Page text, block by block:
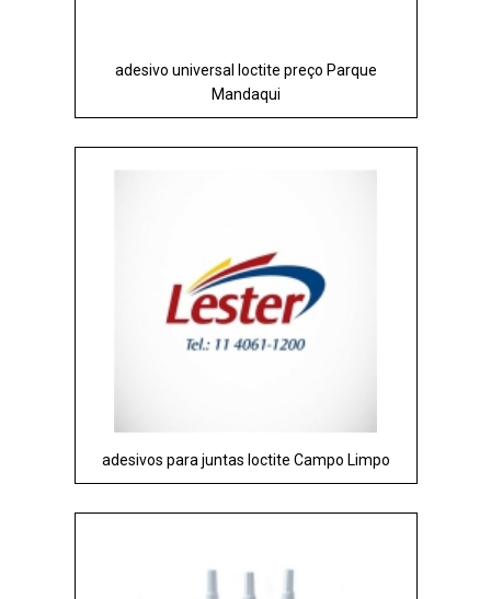
adesivo universal loctite preço Parque
Mandaqui
adesivos para juntas loctite Campo Limpo